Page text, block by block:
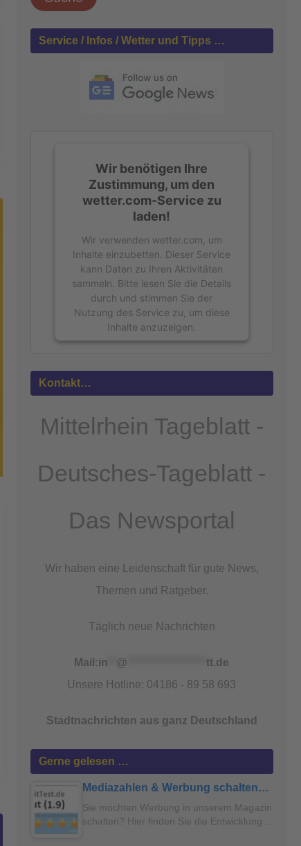
h
n
Service / Infos / Wetter und Tipps …
Wir benötigen Ihre
Zustimmung, um den
wetter.com-Service zu
laden!
Wir verwenden wetter.com, um
Inhalte einzubetten. Dieser Service
kann Daten zu Ihren Aktivitäten
sammeln. Bitte lesen Sie die Details
durch und stimmen Sie der
Nutzung des Service zu, um diese
Inhalte anzuzeigen.
Informationen
Akzeptieren
powered byUsercentrics Consent
Management Platform&eRecht24
Kontakt…
Mittelrhein Tageblatt -
Deutsches-Tageblatt -
Das Newsportal
Wir haben eine Leidenschaft für gute News,
Themen und Ratgeber.
Täglich neue Nachrichten
Mail:in @ *******************tt.de
Unsere Hotline: 04186 - 89 58 693
Stadtnachrichten aus ganz Deutschland
Gerne gelesen …
Mediazahlen & Werbung schalten…
Sie möchten Werbung in unserem Magazin
schalten? Hier finden Sie die Entwicklung…